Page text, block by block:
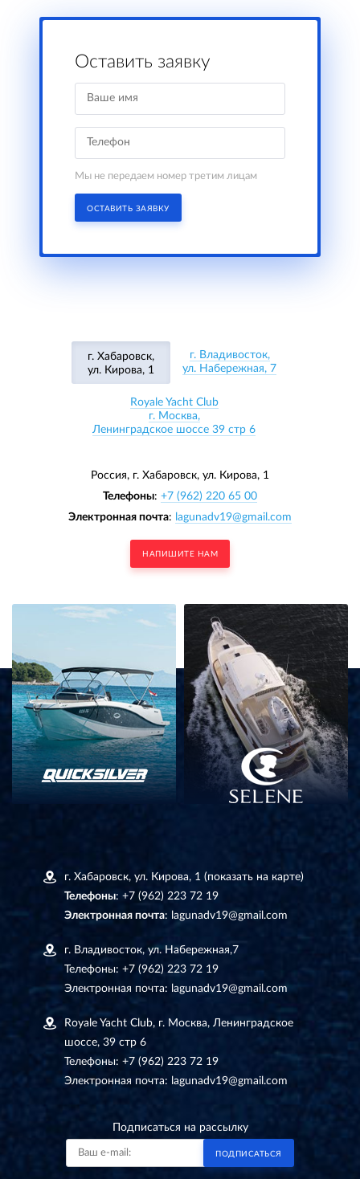
Оставить заявку
Мы не передаем номер третим лицам
ОСТАВИТЬ ЗАЯВКУ
г. Хабаровск,
ул. Кирова, 1
г. Владивосток,
ул. Набережная, 7
Royale Yacht Club
г. Москва,
Ленинградское шоссе 39 стр 6
Россия, г. Хабаровск, ул. Кирова, 1
Телефоны: +7 (962) 220 65 00
Электронная почта: lagunadv19@gmail.com
НАПИШИТЕ НАМ
г. Хабаровск, ул. Кирова, 1 (показать на карте)
Телефоны: +7 (962) 223 72 19
Электронная почта: lagunadv19@gmail.com
г. Владивосток, ул. Набережная,7
Телефоны: +7 (962) 223 72 19
Электронная почта: lagunadv19@gmail.com
Royale Yacht Club, г. Москва, Ленинградское
шоссе, 39 стр 6
Телефоны: +7 (962) 223 72 19
Электронная почта: lagunadv19@gmail.com
Подписаться на рассылку
ПОДПИСАТЬСЯ